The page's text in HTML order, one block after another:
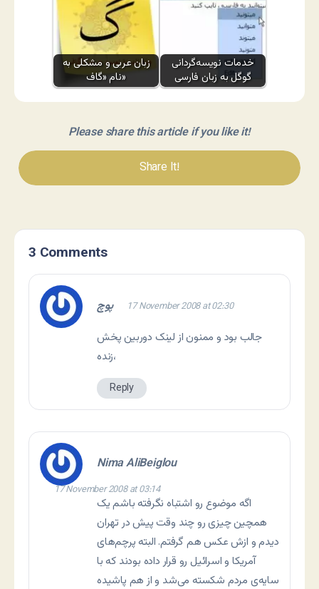
پادشاهی بود اندر یمن
زبان عربی و مشکلی به
نام «گاف»
خدمات نویسه‌گردانی
گوگل به زبان فارسی
Please share this article if you like it!
Share It!
3 Comments
پوچ 17 November 2008 at 02:30
جالب بود و ممنون از لینک دوربین پخش
زنده،
Reply
Nima AliBeiglou
17 November 2008 at 03:14
اگه موضوع رو اشتباه نگرفته باشم یک
همچین چیزی رو چند وقت پیش در تهران
دیدم و ازش عکس هم گرفتم. البته پرچم‌های
آمریکا و اسرائیل رو قرار داده بودند که با
سایه‌ی مردم شکسته می‌شد و از هم پاشیده